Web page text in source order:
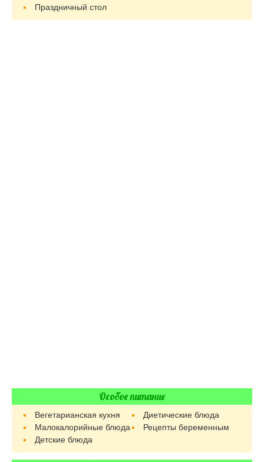
Праздничный стол
Особое питание
Вегетарианская кухня
Диетические блюда
Малокалорийные блюда
Рецепты беременным
Детские блюда